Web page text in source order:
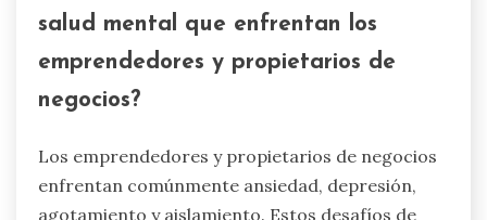
salud mental que enfrentan los
emprendedores y propietarios de
negocios?
Los emprendedores y propietarios de negocios
enfrentan comúnmente ansiedad, depresión,
agotamiento y aislamiento. Estos desafíos de